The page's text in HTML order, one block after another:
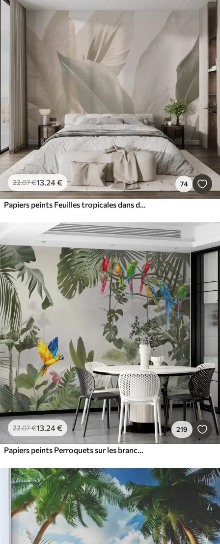
22.07€13.24€ 74
Papiers peints Feuilles tropicales dans des tons doux de beige et de vert, avec un effet d'aquarelle et des transitions de couleurs douces
22.07€13.24€ 219
Papiers peints Perroquets sur les branches de la forêt tropicale